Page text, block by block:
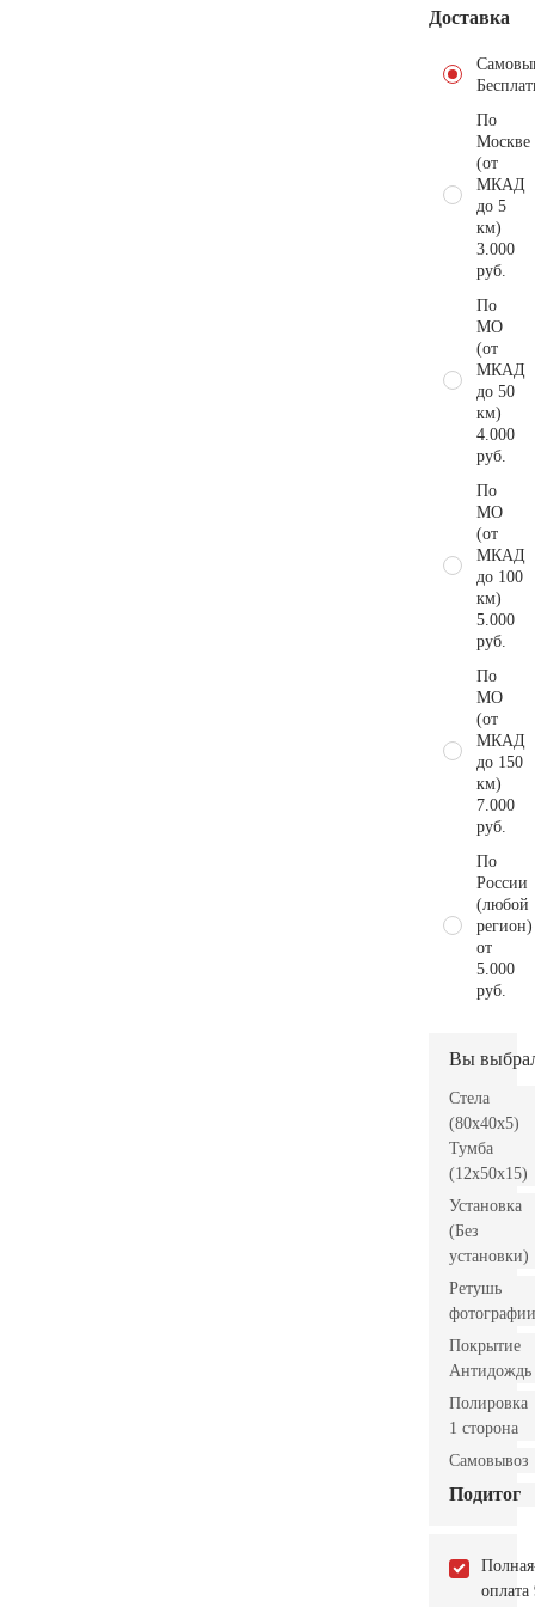
Доставка
По
Москве
(от
МКАД
до 5
км)
3.000
руб.
По
МО
(от
МКАД
до 50
км)
4.000
руб.
По
МО
(от
МКАД
до 100
км)
5.000
руб.
По
МО
(от
МКАД
до 150
км)
7.000
руб.
По
России
(любой
регион)
от
5.000
руб.
Вы
Стела
(80x40x5)
Тумба
(12x50x15)
Установка
(Без
установки)
Ретушь
фотографии
Покрытие
Антидождь
Полировка
1 сторона
Самовывоз
Подитог
Полная
оплата